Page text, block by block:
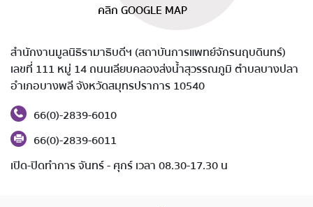
คลิก GOOGLE MAP
สำนักงานมูลนิธิรามาธิบดีฯ (สถาบันการแพทย์จักรนฤบดินทร์)
เลขที่ 111 หมู่ 14 ถนนเลียบคลองส่งน้ำสุวรรณภูมิ ตำบลบางปลา
อำเภอบางพลี จังหวัดสมุทรปราการ 10540
66(0)-2839-6010
66(0)-2839-6011
เปิด-ปิดทำการ จันทร์ - ศุกร์ เวลา 08.30-17.30 น